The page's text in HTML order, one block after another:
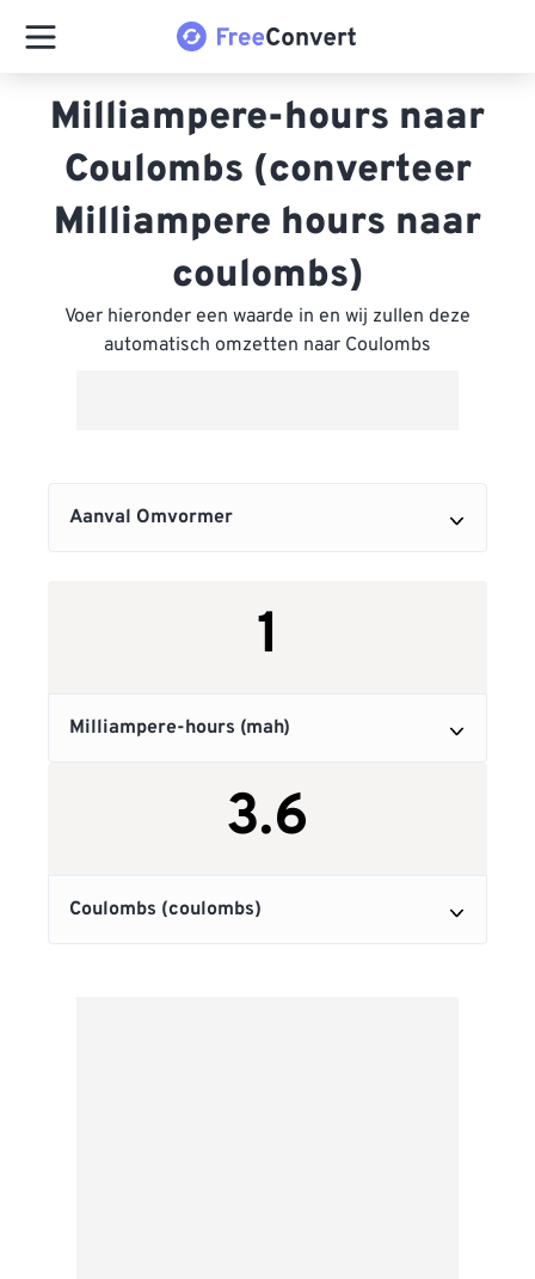
Milliampere-hours naar
Coulombs (converteer
Milliampere hours naar
coulombs)
Voer hieronder een waarde in en wij zullen deze
automatisch omzetten naar Coulombs